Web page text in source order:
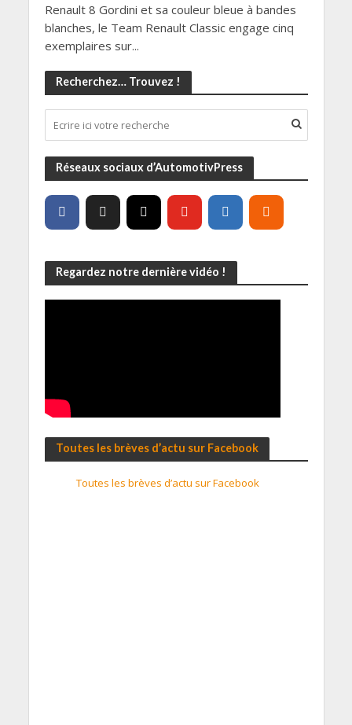
Renault 8 Gordini et sa couleur bleue à bandes
blanches, le Team Renault Classic engage cinq
exemplaires sur...
Recherchez… Trouvez !
Réseaux sociaux d’AutomotivPress
Regardez notre dernière vidéo !
Toutes les brèves d’actu sur Facebook
Toutes les brèves d’actu sur Facebook